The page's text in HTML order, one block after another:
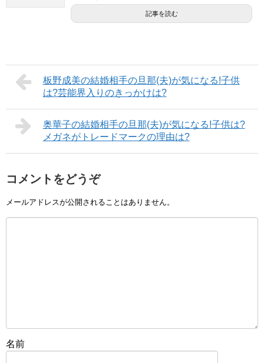
記事を読む
板野成美の結婚相手の旦那(夫)が気になる!子供
は?芸能界入りのきっかけは?
奥華子の結婚相手の旦那(夫)が気になる!子供は?
メガネがトレードマークの理由は?
コメントをどうぞ
メールアドレスが公開されることはありません。
名前